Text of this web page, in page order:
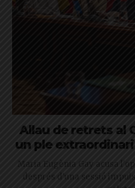
Allau de retrets al
un ple
Maria Eugènia Gay acusa
després d'una sessió